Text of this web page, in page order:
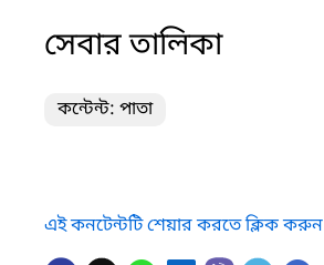
সেবার তালিকা
কন্টেন্ট: পাতা
এই কনটেন্টটি শেয়ার করতে ক্লিক করুন